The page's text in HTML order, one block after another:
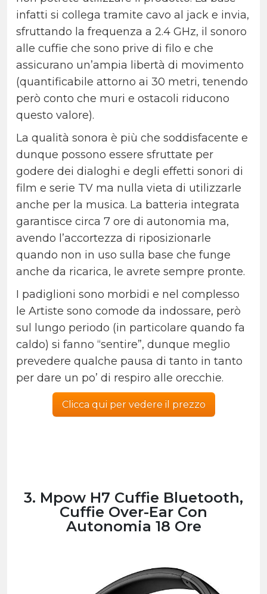
infatti si collega tramite cavo al jack e invia,
sfruttando la frequenza a 2.4 GHz, il sonoro
alle cuffie che sono prive di filo e che
assicurano un’ampia libertà di movimento
(quantificabile attorno ai 30 metri, tenendo
però conto che muri e ostacoli riducono
questo valore).
La qualità sonora è più che soddisfacente e
dunque possono essere sfruttate per
godere dei dialoghi e degli effetti sonori di
film e serie TV ma nulla vieta di utilizzarle
anche per la musica. La batteria integrata
garantisce circa 7 ore di autonomia ma,
avendo l’accortezza di riposizionarle
quando non in uso sulla base che funge
anche da ricarica, le avrete sempre pronte.
I padiglioni sono morbidi e nel complesso
le Artiste sono comode da indossare, però
sul lungo periodo (in particolare quando fa
caldo) si fanno “sentire”, dunque meglio
prevedere qualche pausa di tanto in tanto
per dare un po’ di respiro alle orecchie.
Clicca qui per vedere il prezzo
3. Mpow H7 Cuffie Bluetooth,
Cuffie Over-Ear Con
Autonomia 18 Ore